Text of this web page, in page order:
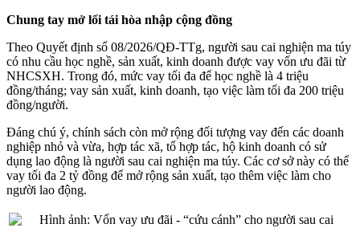
Chung tay mở lối tái hòa nhập cộng đồng
Theo Quyết định số 08/2026/QĐ-TTg, người sau cai nghiện ma túy
có nhu cầu học nghề, sản xuất, kinh doanh được vay vốn ưu đãi từ
NHCSXH. Trong đó, mức vay tối đa để học nghề là 4 triệu
đồng/tháng; vay sản xuất, kinh doanh, tạo việc làm tối đa 200 triệu
đồng/người.
Đáng chú ý, chính sách còn mở rộng đối tượng vay đến các doanh
nghiệp nhỏ và vừa, hợp tác xã, tổ hợp tác, hộ kinh doanh có sử
dụng lao động là người sau cai nghiện ma túy. Các cơ sở này có thể
vay tối đa 2 tỷ đồng để mở rộng sản xuất, tạo thêm việc làm cho
người lao động.